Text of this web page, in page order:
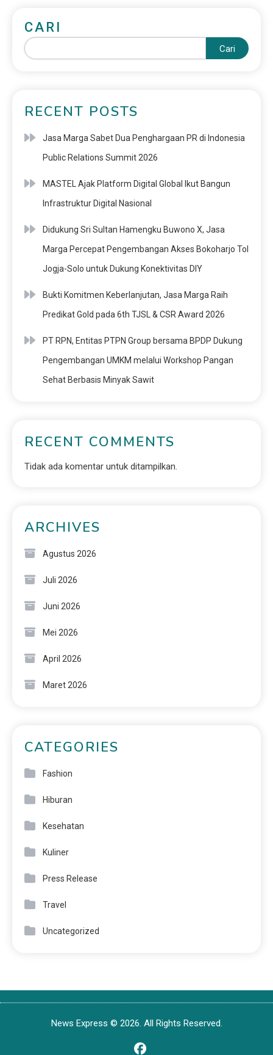
CARI
Cari
RECENT POSTS
Jasa Marga Sabet Dua Penghargaan PR di Indonesia
Public Relations Summit 2026
MASTEL Ajak Platform Digital Global Ikut Bangun
Infrastruktur Digital Nasional
Didukung Sri Sultan Hamengku Buwono X, Jasa
Marga Percepat Pengembangan Akses Bokoharjo Tol
Jogja-Solo untuk Dukung Konektivitas DIY
Bukti Komitmen Keberlanjutan, Jasa Marga Raih
Predikat Gold pada 6th TJSL & CSR Award 2026
PT RPN, Entitas PTPN Group bersama BPDP Dukung
Pengembangan UMKM melalui Workshop Pangan
Sehat Berbasis Minyak Sawit
RECENT COMMENTS
Tidak ada komentar untuk ditampilkan.
ARCHIVES
Agustus 2026
Juli 2026
Juni 2026
Mei 2026
April 2026
Maret 2026
CATEGORIES
Fashion
Hiburan
Kesehatan
Kuliner
Press Release
Travel
Uncategorized
News Express © 2026. All Rights Reserved.